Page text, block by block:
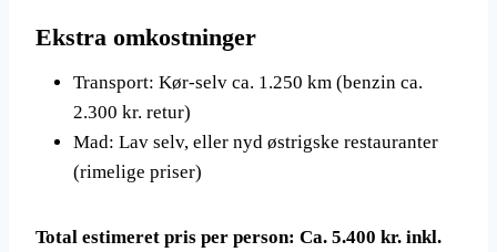
Ekstra omkostninger
Transport: Kør-selv ca. 1.250 km (benzin ca.
2.300 kr. retur)
Mad: Lav selv, eller nyd østrigske restauranter
(rimelige priser)
Total estimeret pris per person: Ca. 5.400 kr. inkl.